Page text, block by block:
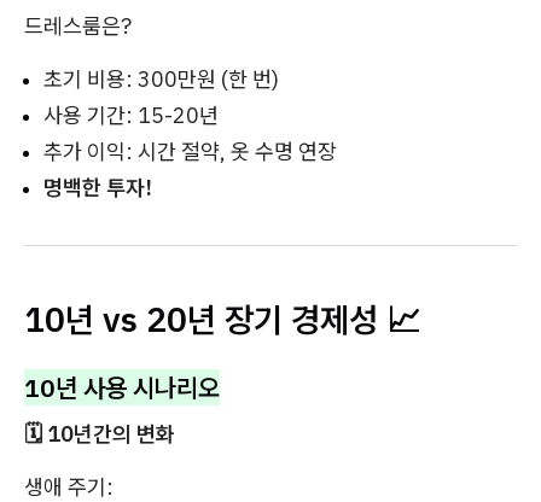
드레스룸은?
초기 비용: 300만원 (한 번)
사용 기간: 15-20년
추가 이익: 시간 절약, 옷 수명 연장
명백한 투자!
10년 vs 20년 장기 경제성 📈
10년 사용 시나리오
🗓️ 10년간의 변화
생애 주기: